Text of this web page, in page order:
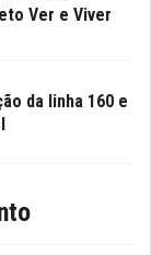
Ver e Viver
da linha 160 e